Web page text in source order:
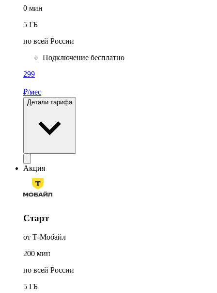
0 мин
5 ГБ
по всей России
Подключение бесплатно
299
₽/мес
Детали тарифа
Акция
Старт
от Т-Мобайл
200 мин
по всей России
5 ГБ